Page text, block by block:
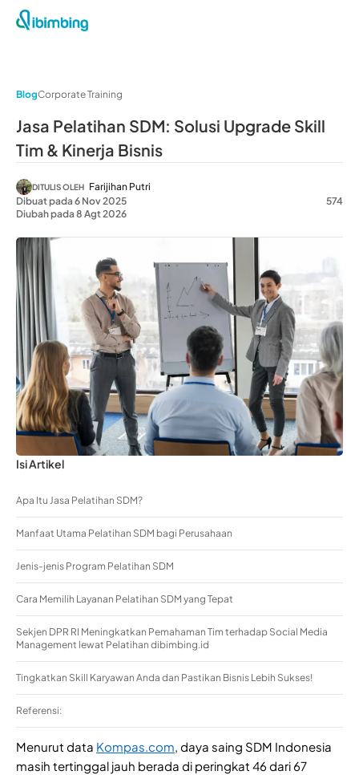
BlogCorporate Training
Jasa Pelatihan SDM: Solusi Upgrade Skill
Tim & Kinerja Bisnis
DITULIS OLEH Farijihan Putri
Dibuat pada 6 Nov 2025
Diubah pada 8 Agt 2026
574
Isi Artikel
Apa Itu Jasa Pelatihan SDM?
Manfaat Utama Pelatihan SDM bagi Perusahaan
Jenis-jenis Program Pelatihan SDM
Cara Memilih Layanan Pelatihan SDM yang Tepat
Sekjen DPR RI Meningkatkan Pemahaman Tim terhadap Social Media
Management lewat Pelatihan dibimbing.id
Tingkatkan Skill Karyawan Anda dan Pastikan Bisnis Lebih Sukses!
Referensi:
Menurut data Kompas.com, daya saing SDM Indonesia
masih tertinggal jauh berada di peringkat 46 dari 67